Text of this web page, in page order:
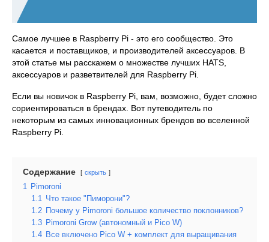
Самое лучшее в Raspberry Pi - это его сообщество. Это
касается и поставщиков, и производителей аксессуаров. В
этой статье мы расскажем о множестве лучших HATS,
аксессуаров и разветвителей для Raspberry Pi.
Если вы новичок в Raspberry Pi, вам, возможно, будет сложно
сориентироваться в брендах. Вот путеводитель по
некоторым из самых инновационных брендов во вселенной
Raspberry Pi.
Содержание скрыть
1 Pimoroni
1.1 Что такое "Пиморони"?
1.2
Почему у Pimoroni большое количество поклонников?
1.3 Pimoroni Grow (автономный и Pico W)
1.4 Все включено Pico W + комплект для выращивания